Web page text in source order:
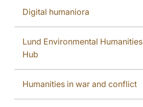
Digital humaniora
Lund Environmental Humanities
Hub
Humanities in war and conflict